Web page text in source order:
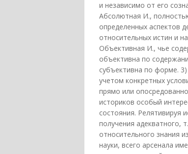
и независимо от его
Абсолютная И.,
определенных аспектов
относительных истин и
Объективная И., чье
объективна по
субъективна по форме.
учетом конкретных
прямо или
историков особый
состояния. Релятивируя
получения адекватного,
относительного знания
науки, всего арсенала